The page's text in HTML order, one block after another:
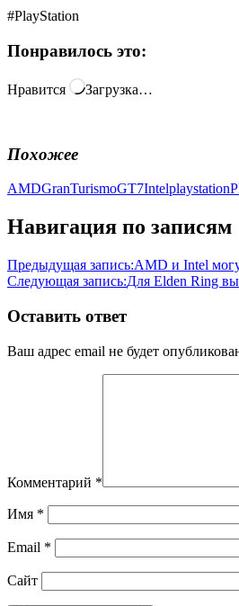
#PlayStation
Понравилось это:
Нравится Загрузка…
Похожее
AMDGranTurismoGT7Intelplaystation
Навигация по записям
Предыдущая запись:AMD и Intel
Следующая запись:Для Elden Ring
Оставить ответ
Ваш адрес email не будет
Комментарий *
Имя *
Email *
Сайт